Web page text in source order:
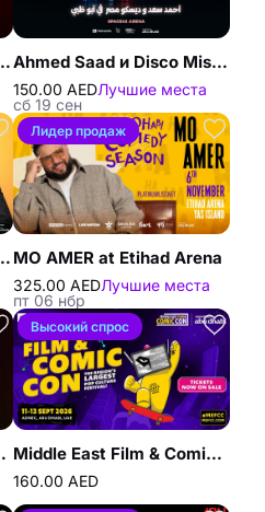
в Абу-Даби Ahmed Saad и Disco Misr – живое выступление в Space42 Arena в Абу-Даби
150.00 AEDЛучшие места
сб 19 сен
Nigam in Abu Dhabi
Лидер продаж
MO AMER at Etihad Arena
325.00 AEDЛучшие места
пт 06 нбр
в Абу-Даби
Высокий спрос
Middle East Film & Comic Con 2026 (MEFCC) in Abu Dhabi
160.00 AED